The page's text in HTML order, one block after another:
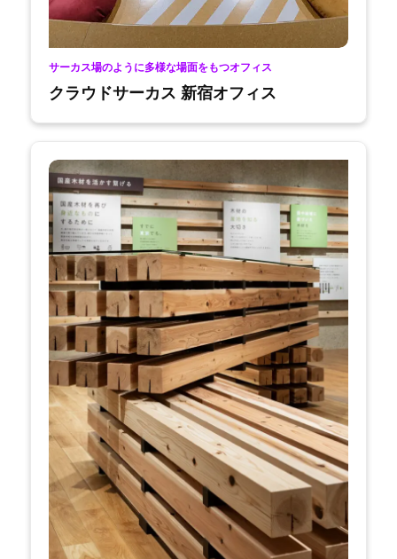
サーカス場のように多様な場面をもつオフィス
クラウドサーカス 新宿オフィス